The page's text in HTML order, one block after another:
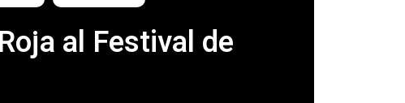
al Festival de